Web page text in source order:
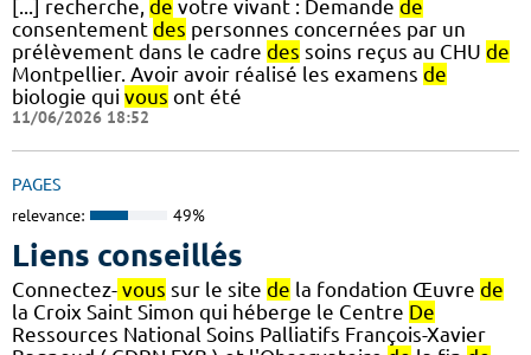
[...] recherche, de votre vivant : Demande de
consentement des personnes concernées par un
prélèvement dans le cadre des soins reçus au CHU de
Montpellier. Avoir avoir réalisé les examens de
biologie qui vous ont été
11/06/2026 18:52
PAGES
relevance: 49%
Liens conseillés
Connectez- vous sur le site de la fondation Œuvre de
la Croix Saint Simon qui héberge le Centre De
Ressources National Soins Palliatifs François-Xavier